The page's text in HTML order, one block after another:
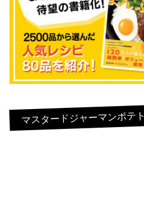
マスタードジャーマンポテト